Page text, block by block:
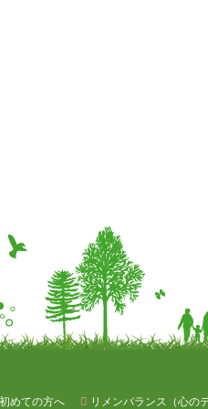
初めての方へ リメンバランス（心の